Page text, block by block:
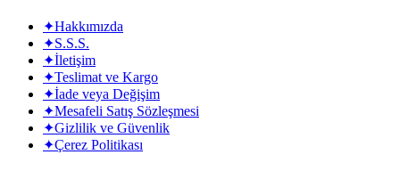
✦Hakkımızda
✦S.S.S.
✦İletişim
✦Teslimat ve Kargo
✦İade veya Değişim
✦Mesafeli Satış Sözleşmesi
✦Gizlilik ve Güvenlik
✦Çerez Politikası